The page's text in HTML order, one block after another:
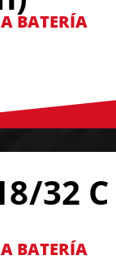
BATERÍA
32
BATERÍA